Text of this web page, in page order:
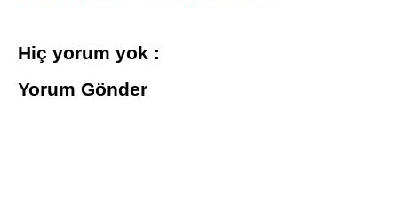
Hiç yorum yok :
Yorum Gönder